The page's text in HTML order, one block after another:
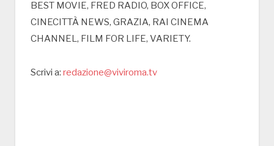
BEST MOVIE, FRED RADIO, BOX OFFICE,
CINECITTÀ NEWS, GRAZIA, RAI CINEMA
CHANNEL, FILM FOR LIFE, VARIETY.
Scrivi a: redazione@viviroma.tv